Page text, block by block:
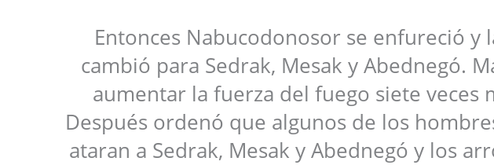
Entonces Nabucodonosor se enfureció
cambió para Sedrak, Mesak y Abednegó.
aumentar la fuerza del fuego siete veces
Después ordenó que algunos de los
ataran a Sedrak, Mesak y Abednegó y los